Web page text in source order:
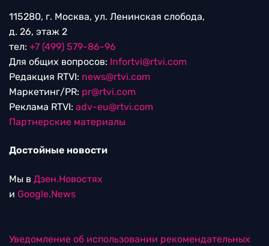
115280, г. Москва, ул. Ленинская слобода,
д. 26, этаж 2
тел: +7 (499) 579-86-96
Для общих вопросов: Infortvi@rtvi.com
Редакция RTVI: news@rtvi.com
Маркетинг/PR: pr@rtvi.com
Реклама RTVI: adv-eu@rtvi.com
Партнерские материалы
Достойные новости
Мы в Дзен.Новостях
и Google.News
Уведомление об использовании рекомендательных